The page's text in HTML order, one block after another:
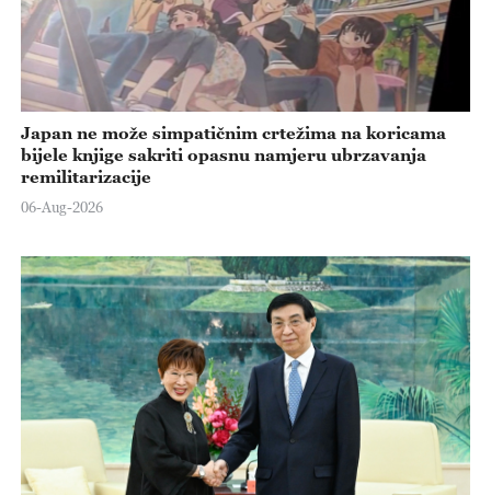
Japan ne može simpatičnim crtežima na koricama
bijele knjige sakriti opasnu namjeru ubrzavanja
remilitarizacije
06-Aug-2026